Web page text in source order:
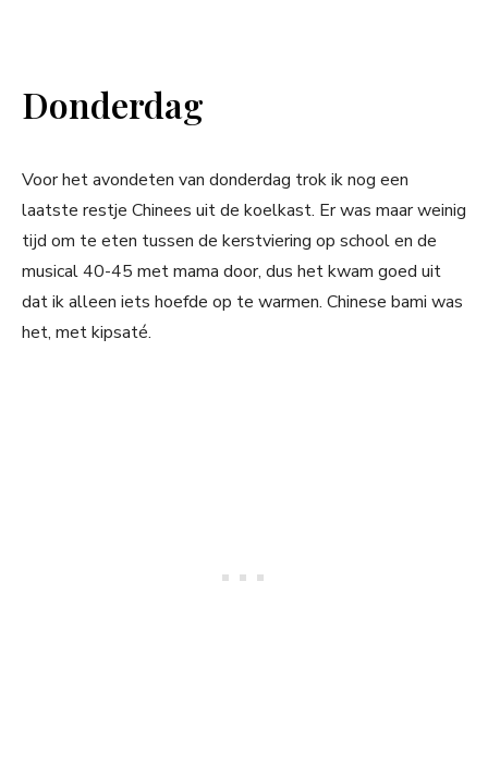
Donderdag
Voor het avondeten van donderdag trok ik nog een
laatste restje Chinees uit de koelkast. Er was maar weinig
tijd om te eten tussen de kerstviering op school en de
musical 40-45 met mama door, dus het kwam goed uit
dat ik alleen iets hoefde op te warmen. Chinese bami was
het, met kipsaté.